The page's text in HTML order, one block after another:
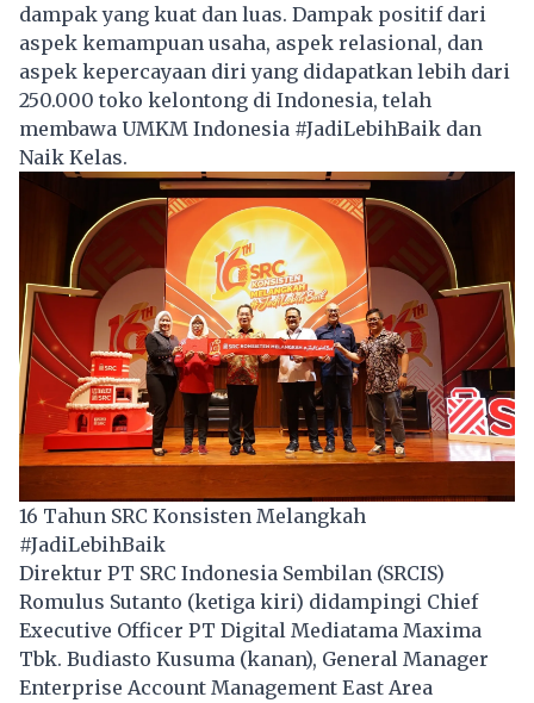
dampak yang kuat dan luas. Dampak positif dari
aspek kemampuan usaha, aspek relasional, dan
aspek kepercayaan diri yang didapatkan lebih dari
250.000 toko kelontong di Indonesia, telah
membawa UMKM Indonesia #JadiLebihBaik dan
Naik Kelas.
16 Tahun SRC Konsisten Melangkah
#JadiLebihBaik
Direktur PT SRC Indonesia Sembilan (SRCIS)
Romulus Sutanto (ketiga kiri) didampingi Chief
Executive Officer PT Digital Mediatama Maxima
Tbk. Budiasto Kusuma (kanan), General Manager
Enterprise Account Management East Area